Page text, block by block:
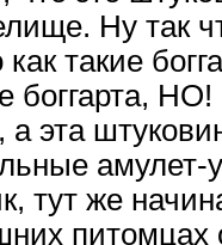
Ну так
такие
боггарта,
эта
тут же
питомцах